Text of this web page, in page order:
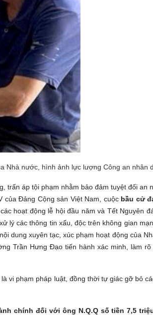
Nhà nước, hình ảnh lực lượng Công an nhân
trấn áp tội phạm nhằm bảo đảm tuyệt đối an
Đảng Cộng sản Việt Nam, cuộc bầu cử
hoạt động lễ hội đầu năm và Tết Nguyên
lý các thông tin xấu, độc trên không gian
dung xuyên tạc, xúc phạm hoạt động của
Trần Hưng Đạo tiến hành xác minh, làm rõ
vi phạm pháp luật, đồng thời tự giác gỡ bỏ
chính đối với ông N.Q.Q số tiền 7,5